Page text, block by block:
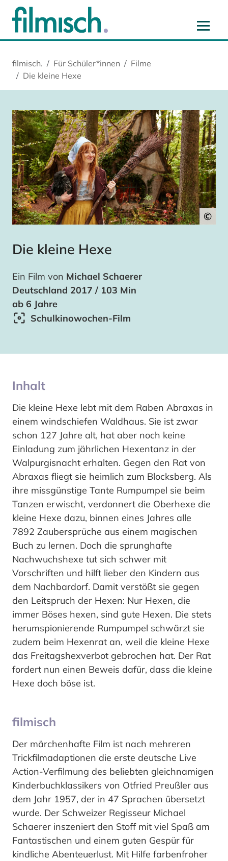
Hauptinhalt springen
Hauptnavigation springen
Cookie-Einstellungen springen
Startseite springen
filmisch. Für Schüler*innen
Filme
Die kleine Hexe
©
Die kleine Hexe
Ein Film von Michael Schaerer
Deutschland 2017 / 103 Min
ab 6 Jahre
Schulkinowochen-Film
Inhalt
Die kleine Hexe lebt mit dem Raben Abraxas in
einem windschiefen Waldhaus. Sie ist zwar
schon 127 Jahre alt, hat aber noch keine
Einladung zum jährlichen Hexentanz in der
Walpurgisnacht erhalten. Gegen den Rat von
Abraxas fliegt sie heimlich zum Blocksberg. Als
ihre missgünstige Tante Rumpumpel sie beim
Tanzen erwischt, verdonnert die Oberhexe die
kleine Hexe dazu, binnen eines Jahres alle
7892 Zaubersprüche aus einem magischen
Buch zu lernen. Doch die sprunghafte
Nachwuchshexe tut sich schwer mit
Vorschriften und hilft lieber den Kindern aus
dem Nachbardorf. Damit verstößt sie gegen
den Leitspruch der Hexen: Nur Hexen, die
immer Böses hexen, sind gute Hexen. Die stets
herumspionierende Rumpumpel schwärzt sie
zudem beim Hexenrat an, weil die kleine Hexe
das Freitagshexverbot gebrochen hat. Der Rat
fordert nun einen Beweis dafür, dass die kleine
Hexe doch böse ist.
filmisch
Der märchenhafte Film ist nach mehreren
Trickfilmadaptionen die erste deutsche Live
Action-Verfilmung des beliebten gleichnamigen
Kinderbuchklassikers von Otfried Preußler aus
dem Jahr 1957, der in 47 Sprachen übersetzt
wurde. Der Schweizer Regisseur Michael
Schaerer inszeniert den Stoff mit viel Spaß am
Fantastischen und einem guten Gespür für
kindliche Abenteuerlust. Mit Hilfe farbenfroher